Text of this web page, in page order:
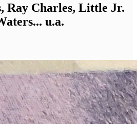
Ray Charles, Little Jr.
u.a.